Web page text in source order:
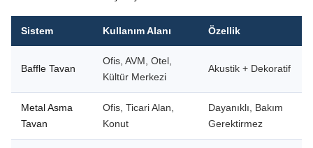
Sistem Kullanım Alanı Özellik
Baffle Tavan
Ofis, AVM, Otel,
Kültür Merkezi
Akustik + Dekoratif
Metal Asma
Tavan
Ofis, Ticari Alan,
Konut
Dayanıklı, Bakım
Gerektirmez